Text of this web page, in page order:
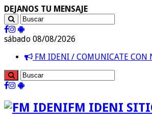
DEJANOS TU MENSAJE
sábado 08/08/2026
FM IDENI / COMUNICATE CON
FM IDENI